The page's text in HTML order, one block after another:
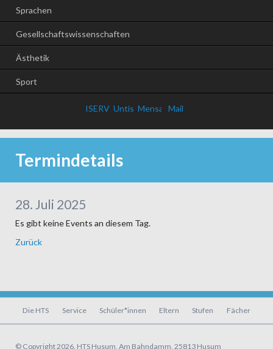
Sprachen
Gesellschaftswissenschaften
Ästhetik
Sport
ISERV Untis Mensa Mail
Termindetails
28. Juli 2025
Es gibt keine Events an diesem Tag.
Zurück
Navigation
Die HTS Service Schüler*innen Eltern Stufen Fächer
© Copyright 2026. HTS Husum, Am Bahndamm, 25813 Husum